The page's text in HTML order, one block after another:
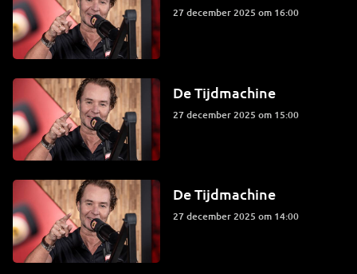
27 december 2025 om 16:00
De Tijdmachine
27 december 2025 om 15:00
De Tijdmachine
27 december 2025 om 14:00